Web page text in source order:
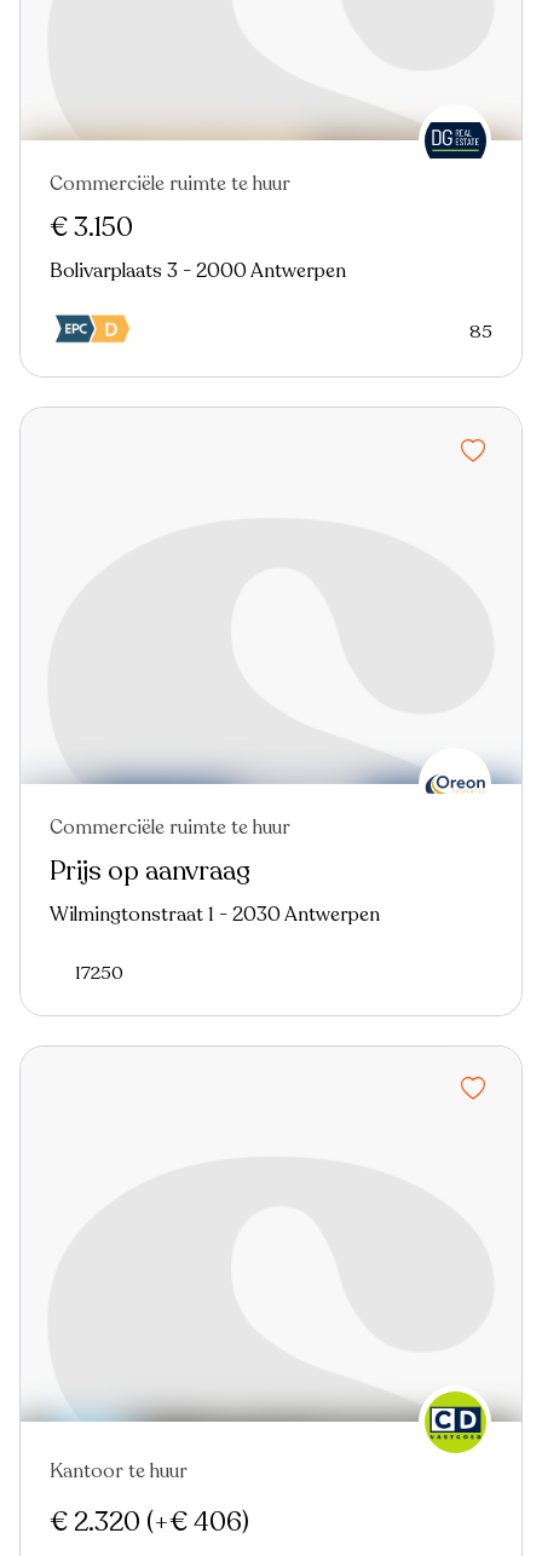
Nieuw
Commerciële ruimte te huur
€ 3.150
Bolivarplaats 3 - 2000 Antwerpen
85
Nieuw
Commerciële ruimte te huur
Prijs op aanvraag
Wilmingtonstraat 1 - 2030 Antwerpen
17250
Nieuw
Kantoor te huur
€ 2.320 (+€ 406)